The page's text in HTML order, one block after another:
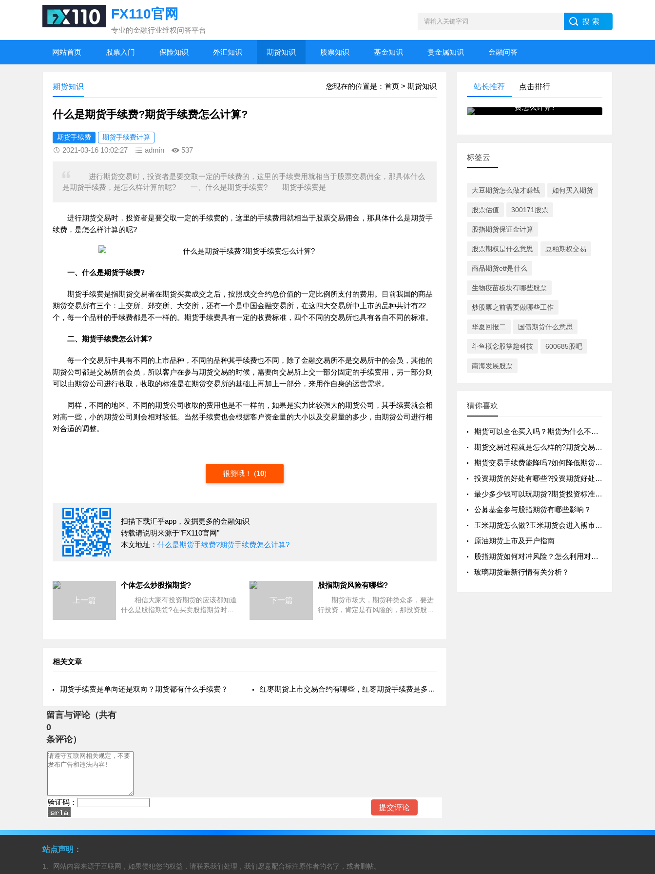
FX110官网
专业的金融行业维权问答平台
网站首页 股票入门 保险知识 外汇知识 期货知识 股票知识 基金知识 贵金属知识 金融问答
您现在的位置是： 首页 > 期货知识
期货知识
什么是期货手续费?期货手续费怎么计算?
期货手续费 期货手续费计算
2021-03-16 10:02:27 admin 537
进行期货交易时，投资者是要交取一定的手续费的，这里的手续费用就相当于股票交易佣金，那具体什么
是期货手续费，是怎么样计算的呢? 一、什么是期货手续费? 期货手续费是
进行期货交易时，投资者是要交取一定的手续费的，这里的手续费用就相当于股票交易佣金，那具体什么是期货手
续费，是怎么样计算的呢?
一、什么是期货手续费?
期货手续费是指期货交易者在期货买卖成交之后，按照成交合约总价值的一定比例所支付的费用。目前我国的商品
期货交易所有三个：上交所、郑交所、大交所，还有一个是中国金融交易所，在这四大交易所中上市的品种共计有22
个，每一个品种的手续费都是不一样的。期货手续费具有一定的收费标准，四个不同的交易所也具有各自不同的标准。
二、期货手续费怎么计算?
每一个交易所中具有不同的上市品种，不同的品种其手续费也不同，除了金融交易所不是交易所中的会员，其他的
期货公司都是交易所的会员，所以客户在参与期货交易的时候，需要向交易所上交一部分固定的手续费用，另一部分则
可以由期货公司进行收取，收取的标准是在期货交易所的基础上再加上一部分，来用作自身的运营需求。
同样，不同的地区、不同的期货公司收取的费用也是不一样的，如果是实力比较强大的期货公司，其手续费就会相
对高一些，小的期货公司则会相对较低。当然手续费也会根据客户资金量的大小以及交易量的多少，由期货公司进行相
对合适的调整。
很赞哦！ (10)
扫描下载汇乎app，发掘更多的金融知识
转载请说明来源于"FX110官网"
本文地址： 什么是期货手续费?期货手续费怎么计算?
上一篇
个体怎么炒股指期货?
相信大家有投资期货的应该都知道
什么是股指期货?在买卖股指期货时，
下一篇
股指期货风险有哪些?
期货市场大，期货种类众多，要进
行投资，肯定是有风险的，那投资股指
相关文章
期货手续费是单向还是双向？期货都有什么手续费？ 红枣期货上市交易合约有哪些，红枣期货手续费是多少?
留言与评论（共有
0
条评论）
验证码：
站长推荐
点击排行
什么是期货手续费?期货手续
费怎么计算?
标签云
大豆期货怎么做才赚钱 如何买入期货
股票估值 300171股票
股指期货保证金计算
股票期权是什么意思 豆粕期权交易
商品期货etf是什么
生物疫苗板块有哪些股票
炒股票之前需要做哪些工作
华夏回报二 国债期货什么意思
斗鱼概念股掌趣科技 600685股吧
南海发展股票
猜你喜欢
期货可以全仓买入吗？期货为什么不能全仓？
期货交易过程就是怎么样的?期货交易过程一览
期货交易手续费能降吗?如何降低期货交易手续费?
投资期货的好处有哪些?投资期货好处介绍
最少多少钱可以玩期货?期货投资标准是什么？
公募基金参与股指期货有哪些影响？
玉米期货怎么做?玉米期货会进入熊市吗?
原油期货上市及开户指南
股指期货如何对冲风险？怎么利用对冲转嫁风险？
玻璃期货最新行情有关分析？
站点声明：
1、网站内容来源于互联网，如果侵犯您的权益，请联系我们处理，我们愿意配合标注原作者的名字，或者删帖。